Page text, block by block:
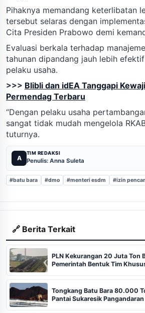
Pihaknya memandang keterlibatan
tersebut selaras dengan
Cita Presiden Prabowo demi
Evaluasi berkala terhadap
tahunan dipandang jauh lebih
pelaku usaha.
>>> Blibli dan idEA Tanggapi
Permendag Terbaru
“Dengan pelaku usaha
sangat tidak mudah mengelola
tuturnya.
A
TIM REDAKSI
Penulis: Anna Suleta
#batu bara #dmo #menteri esdm #izin
🔗 Berita Terkait
PLN Kekurangan 20 Juta Ton
Pemerintah Bentuk Tim
Tongkang Batu Bara 80.000
Pantai Sukaresik Pangandaran